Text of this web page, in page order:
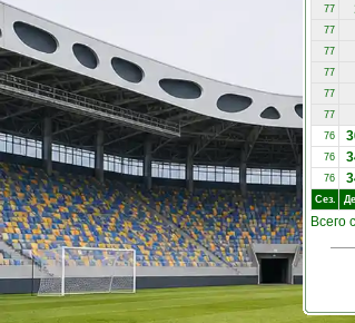
77
77
77
77
77
77
76
76
76
Сез.
Всего